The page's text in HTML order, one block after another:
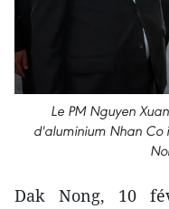
Le PM Nguyen
d'aluminium Nhan Co
Dak Nong, 10